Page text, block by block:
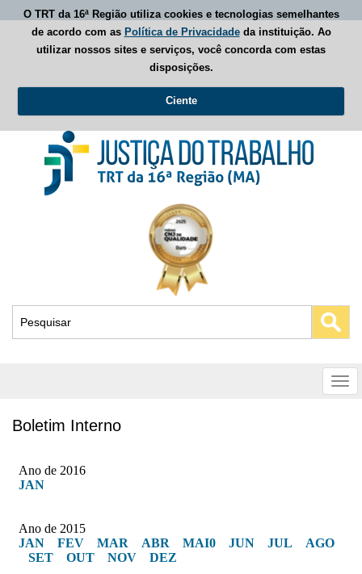
O TRT da 16ª Região utiliza cookies e tecnologias semelhantes
de acordo com as Política de Privacidadeda instituição. Ao
utilizar nossos sites e serviços, você concorda com estas
disposições.
Ciente
Boletim Interno